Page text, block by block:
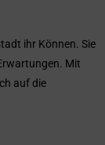
ihr Können. Sie
Mit
auf die